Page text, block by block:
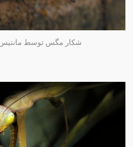
شکار مگس توسط مانتیس